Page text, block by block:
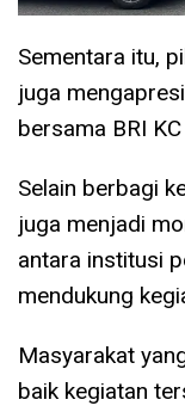
Sementara itu,
juga
bersama BRI
Selain berbagi
juga menjadi
antara institusi
mendukung
Masyarakat
baik kegiatan